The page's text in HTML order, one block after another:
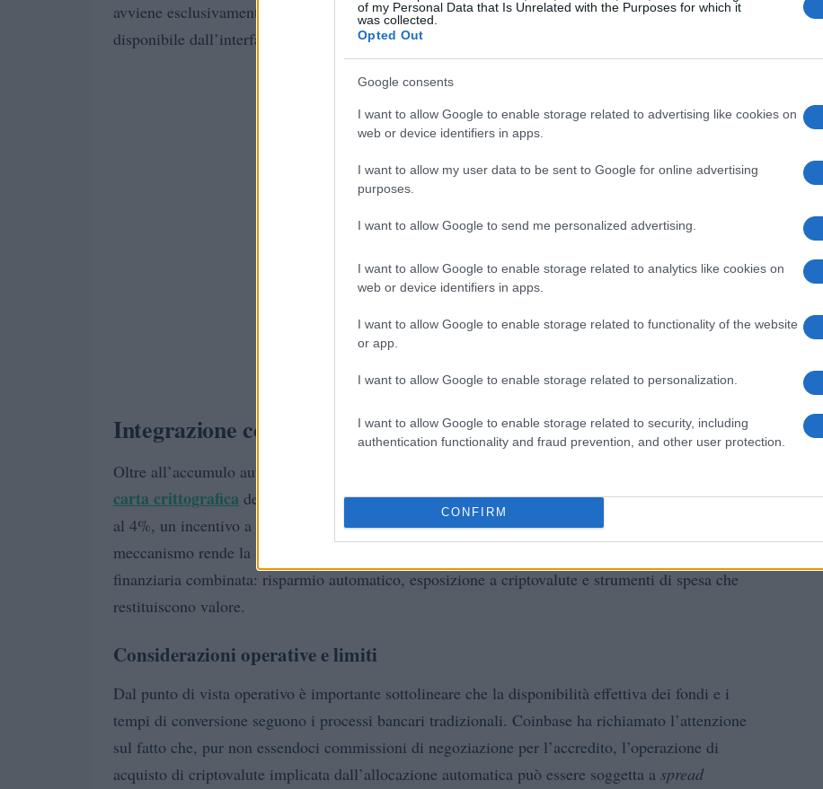
of my Personal Data that Is Unrelated with the Purposes for which it
was collected.
Opted Out
Google consents
I want to allow Google to enable storage related to advertising like cookies on
web or device identifiers in apps.
I want to allow my user data to be sent to Google for online advertising
purposes.
I want to allow Google to send me personalized advertising.
I want to allow Google to enable storage related to analytics like cookies on
web or device identifiers in apps.
I want to allow Google to enable storage related to functionality of the website
or app.
I want to allow Google to enable storage related to personalization.
I want to allow Google to enable storage related to security, including
authentication functionality and fraud prevention, and other user protection.
CONFIRM
avviene esclusivamente tramite l’app mobile di Coinbase: al momento la funzione non è
disponibile dall’interfaccia web.
Integrazione con la carta crittografica e benefici
Oltre all’accumulo automatico, Coinbase offre la possibilità di spendere i fondi ricevuti con la
carta crittografica dell’ecosistema. Gli acquisti effettuati con la carta godono di uncashbackfino
al 4%, un incentivo a utilizzare la liquidità presente sull’app per le spese quotidiane. Questo
meccanismo rende la soluzione particolarmente interessante per chi desidera un’esperienza
finanziaria combinata: risparmio automatico, esposizione a criptovalute e strumenti di spesa che
restituiscono valore.
Considerazioni operative e limiti
Dal punto di vista operativo è importante sottolineare che la disponibilità effettiva dei fondi e i
tempi di conversione seguono i processi bancari tradizionali. Coinbase ha richiamato l’attenzione
sul fatto che, pur non essendoci commissioni di negoziazione per l’accredito, l’operazione di
acquisto di criptovalute implicata dall’allocazione automatica può essere soggetta a spread